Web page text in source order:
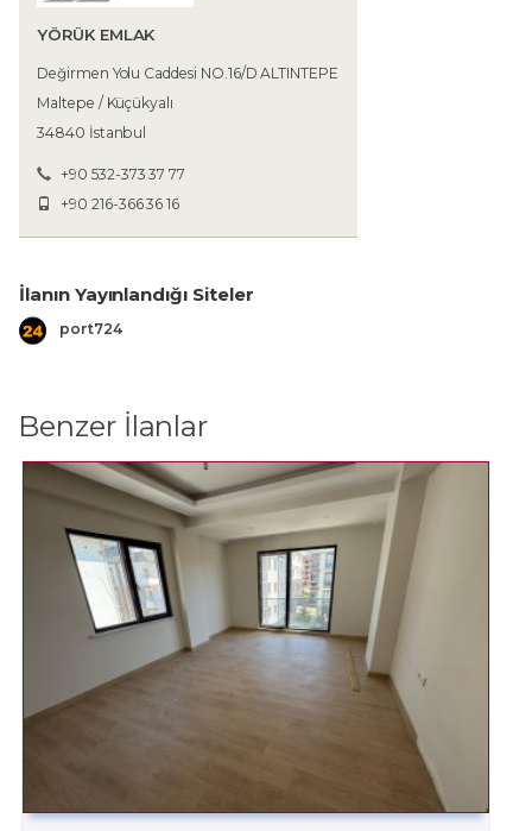
YÖRÜK EMLAK
Değirmen Yolu Caddesi NO.16/D ALTINTEPE
Maltepe / Küçükyalı
34840 İstanbul
+90 532-373 37 77
+90 216-366 36 16
İlanın Yayınlandığı Siteler
port724
Benzer İlanlar